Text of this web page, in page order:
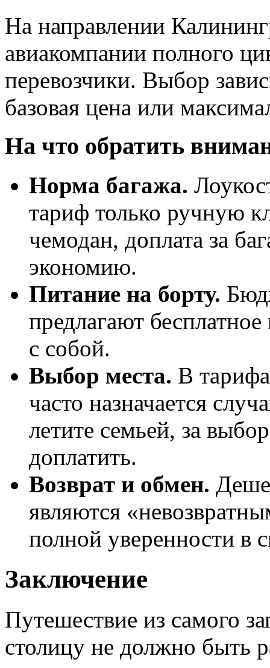
На направлении
авиакомпании полного
перевозчики. Выбор
базовая цена или
На что обратить
Норма багажа.
тариф только ручную
чемодан, доплата за
экономию.
Питание на борту.
предлагают
с собой.
Выбор места. В
часто назначается
летите семьей, за
доплатить.
Возврат и обмен.
являются
полной уверенности в
Заключение
Путешествие из самого
столицу не должно быть